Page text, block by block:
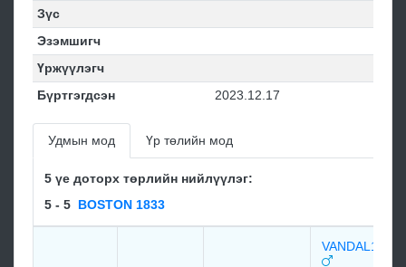
Зүс
Эзэмшигч
Үржүүлэгч
Бүртгэгдсэн
2023.12.17
Удмын мод Үр төлийн мод
5 үе доторх төрлийн нийлүүлэг:
5 - 5 BOSTON 1833
VANDAL1850